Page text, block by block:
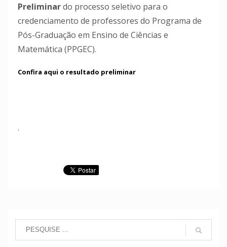
Preliminardo processo seletivo para o
credenciamento de professores do Programa de
Pós-Graduação em Ensino de Ciências e
Matemática (PPGEC).
Confira aqui o resultado preliminar
.